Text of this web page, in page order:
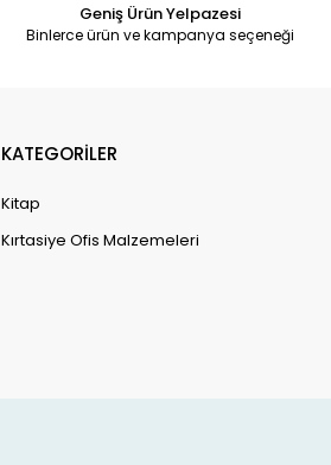
Geniş Ürün Yelpazesi
Binlerce ürün ve kampanya seçeneği
KATEGORİLER
Kitap
Kırtasiye Ofis Malzemeleri